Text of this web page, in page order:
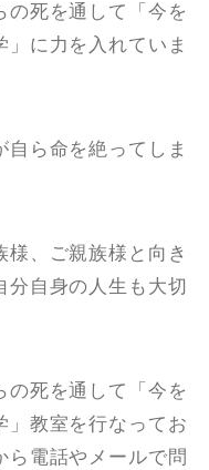
の死を通して「今を
に力を入れていま
ら命を絶ってしま
様、ご親族様と向き
自身の人生も大切
の死を通して「今を
」教室を行なってお
ら電話やメールで問